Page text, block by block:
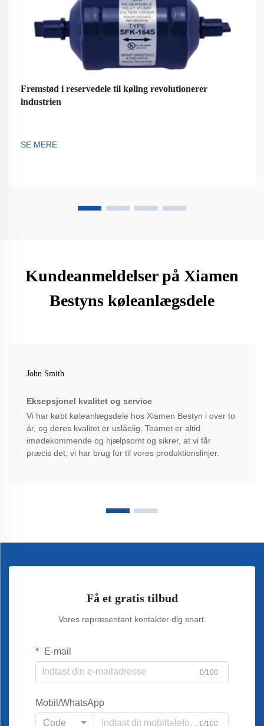
Fremstød i reservedele til køling revolutionerer
industrien
SE MERE
Kundeanmeldelser på Xiamen
Bestyns køleanlægsdele
John Smith
Eksepsjonel kvalitet og service
Vi har købt køleanlægsdele hos Xiamen Bestyn i over to
år, og deres kvalitet er uslåelig. Teamet er altid
imødekommende og hjælpsomt og sikrer, at vi får
præcis det, vi har brug for til vores produktionslinjer.
Få et gratis tilbud
Vores repræsentant kontakter dig snart.
E-mail
0/100
Mobil/WhatsApp
Code
0/100